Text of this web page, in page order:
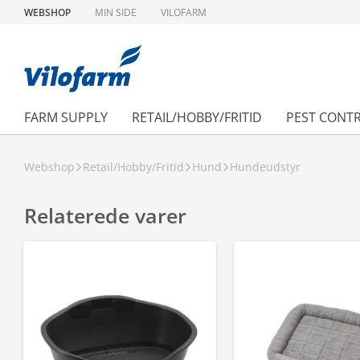
WEBSHOP MIN SIDE VILOFARM
FARM SUPPLY RETAIL/HOBBY/FRITID PEST
Webshop Retail/Hobby/Fritid Hund Hundeudstyr
Relaterede varer